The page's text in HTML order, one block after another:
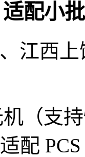
配小
江西
（支
配